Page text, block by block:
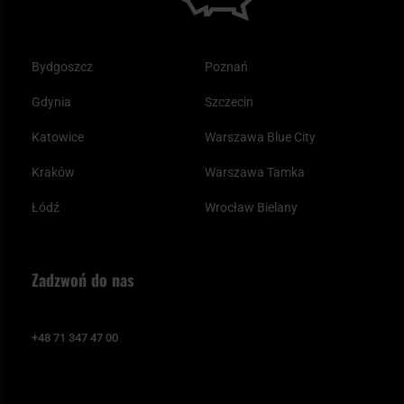
Bydgoszcz
Gdynia
Katowice
Kraków
Łódź
Poznań
Szczecin
Warszawa Blue City
Warszawa Tamka
Wrocław Bielany
Zadzwoń do nas
+48 71 347 47 00